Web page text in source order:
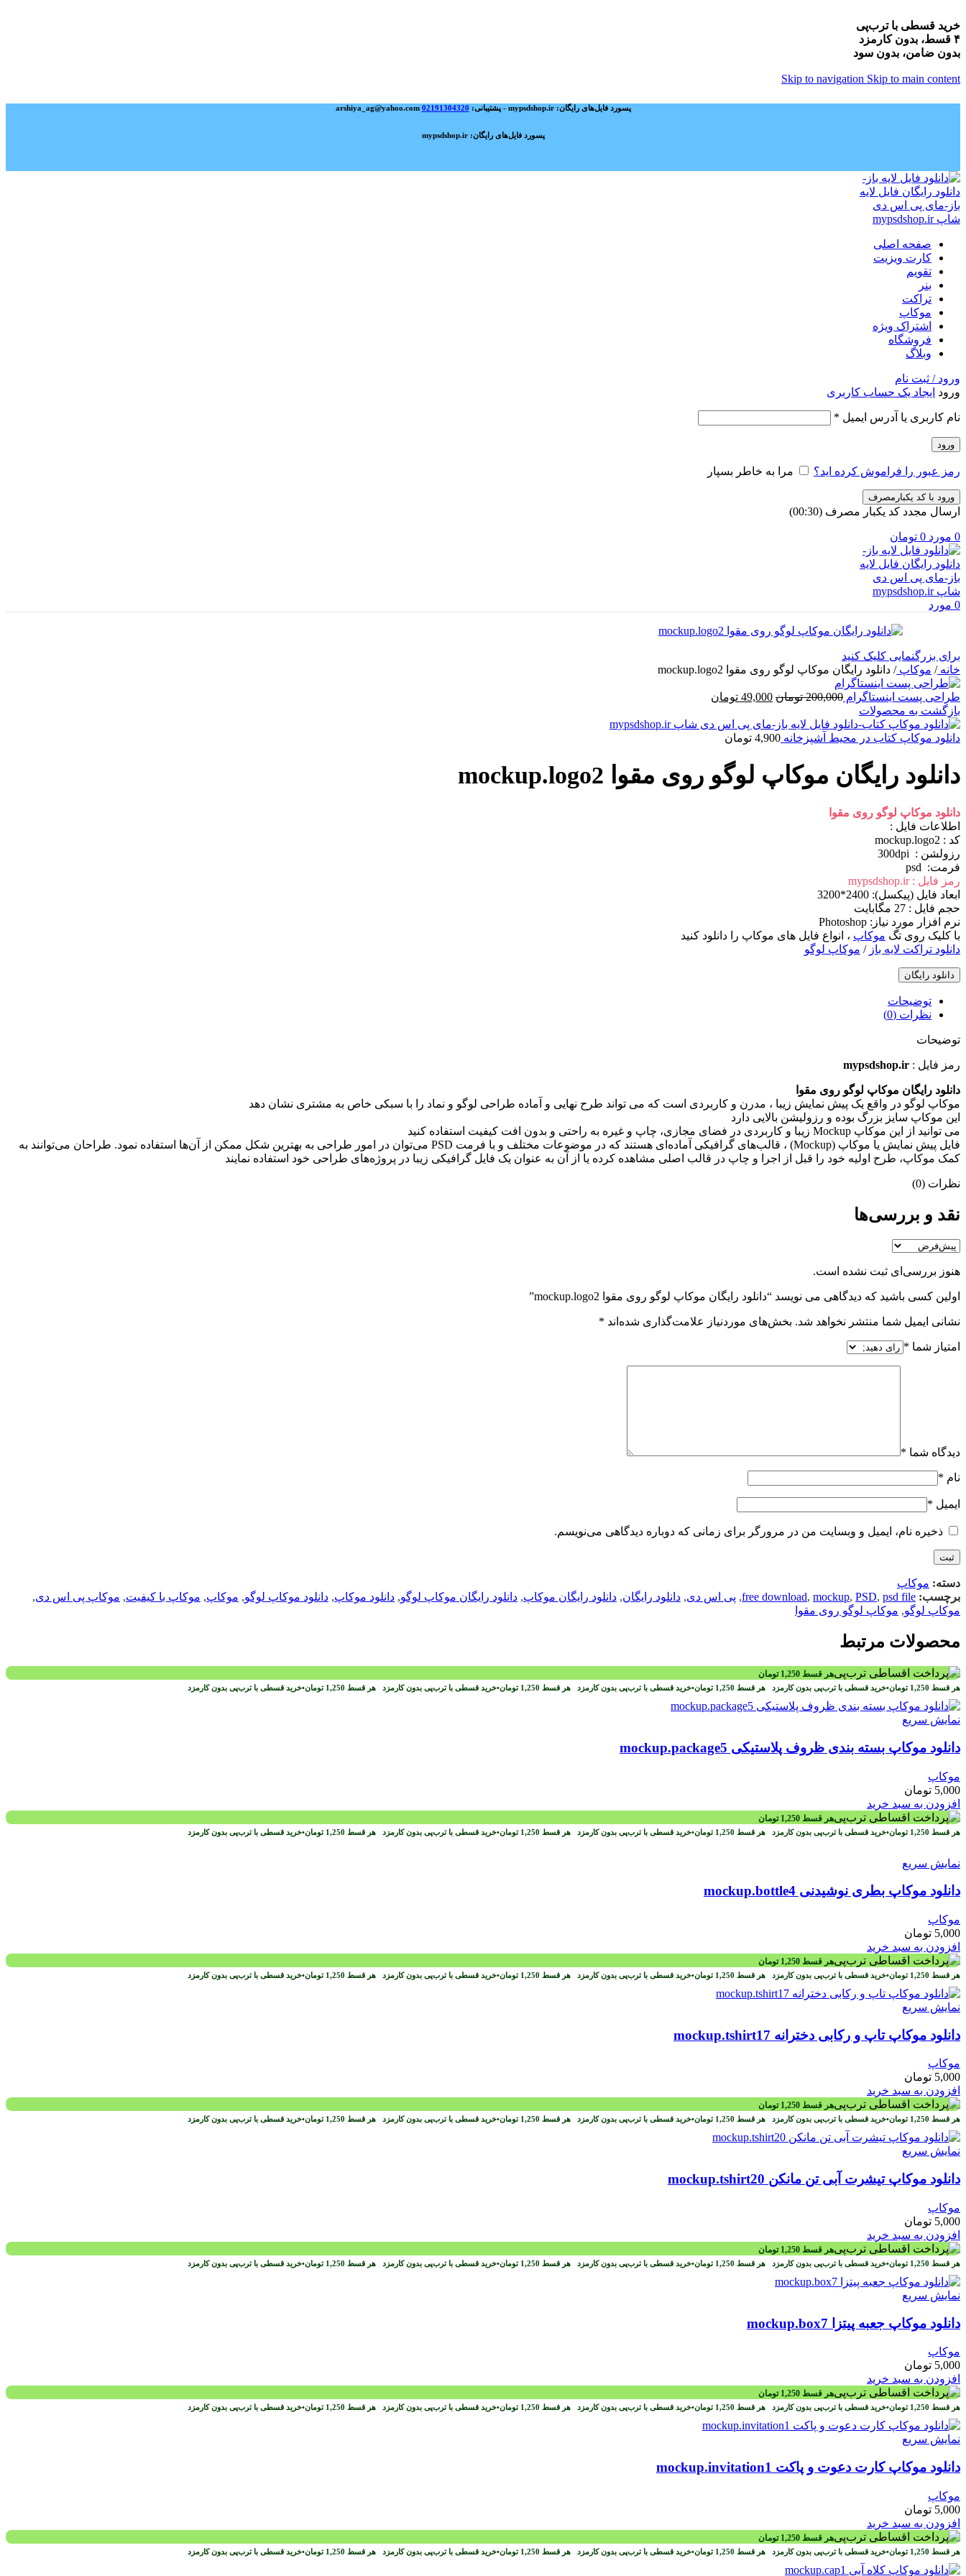
خرید قسطی با ترب‌پی
۴ قسط، بدون کارمزد
بدون ضامن، بدون سود
Skip to navigation Skip to main content
پسورد فایل‌های رایگان: mypsdshop.ir - پشتیبانی: arshiya_ag@yahoo.com 02191304320
پسورد فایل‌های رایگان: mypsdshop.ir
صفحه اصلی
کارت ویزیت
تقویم
بنر
تراکت
موکاپ
اشتراک ویژه
فروشگاه
وبلاگ
ورود / ثبت نام
ورود ایجاد یک حساب کاربری
نام کاربری یا آدرس ایمیل *
ورود
رمز عبور را فراموش کرده اید؟ مرا به خاطر بسپار
ورود با کد یکبارمصرف
ارسال مجدد کد یکبار مصرف (00:
30
)
0 مورد 0 تومان
0 مورد
برای بزرگنمایی کلیک کنید
خانه/ موکاپ/ دانلود رایگان موکاپ لوگو روی مقوا mockup.logo2
طراحی پست اینستاگرام 200,000 تومان قیمت
200,000 تومان
بود.
49,000 تومان
49,000 تومان
بازگشت به محصولات
دانلود موکاپ کتاب در محیط آشپزخانه 4,900 تومان
دانلود رایگان موکاپ لوگو روی مقوا mockup.logo2
دانلود موکاپ لوگو روی مقوا
اطلاعات فايل :
کد : mockup.logo2
رزولشن : 300dpi
فرمت: psd
رمز فایل : mypsdshop.ir
ابعاد فايل (پيکسل): 2400*3200
حجم فايل : 27 مگابایت
نرم افزار مورد نياز: Photoshop
با کلیک روی تگ موکاپ ، انواع فایل های موکاپ را دانلود کنید
دانلود تراکت لایه باز / موکاپ لوگو
دانلود رایگان
توضیحات
نظرات (0)
توضیحات
رمز فایل : mypsdshop.ir
دانلود رایگان موکاپ لوگو روی مقوا
موکاپ لوگو در واقع يک پيش نمايش زيبا ، مدرن و کاربردی است که می تواند طرح نهايی و آماده طراحی لوگو و نماد را با سبکی خاص به مشتری نشان دهد
اين موکاپ سايز بزرگ بوده و رزوليشن بالايی دارد
می توانيد از اين موکاپ Mockup زيبا و کاربردی در فضای مجازی، چاپ و غيره به راحتی و بدون افت کيفيت استفاده کنيد
فایل پیش نمایش یا موکاپ (Mockup) ، قالب‌های گرافیکی آماده‌ای هستند که در موضوعات مختلف و با فرمت PSD می‌توان در امور طراحی به بهترین شکل ممکن از آن‌ها استفاده نمود. طراحان می‌توانند به
کمک موکاپ، طرح اولیه خود را قبل از اجرا و چاپ در قالب اصلی مشاهده کرده یا از آن به عنوان یک فایل گرافیکی زیبا در پروژه‌های طراحی خود استفاده نمایند
نظرات (0)
نقد و بررسی‌ها
هنوز بررسی‌ای ثبت نشده است.
اولین کسی باشید که دیدگاهی می نویسد “دانلود رایگان موکاپ لوگو روی مقوا mockup.logo2”
نشانی ایمیل شما منتشر نخواهد شد. بخش‌های موردنیاز علامت‌گذاری شده‌اند *
امتیاز شما *
دیدگاه شما *
نام *
ایمیل *
ذخیره نام، ایمیل و وبسایت من در مرورگر برای زمانی که دوباره دیدگاهی می‌نویسم.
دسته: موکاپ
برچسب:
free download, mockup, PSD, psd file
, پی اس دی, دانلود رایگان, دانلود رایگان موکاپ, دانلود رایگان موکاپ لوگو, دانلود موکاپ, دانلود موکاپ لوگو, موکاپ, موکاپ با کیفیت, موکاپ پی اس دی,
موکاپ لوگو, موکاپ لوگو روی مقوا
محصولات مرتبط
هر قسط 1,250 تومان
هر قسط 1,250 تومان•خرید قسطی با ترب‌پی بدون کارمزد هر قسط 1,250 تومان•خرید قسطی با ترب‌پی بدون کارمزد هر قسط 1,250 تومان•خرید قسطی با ترب‌پی بدون کارمزد هر قسط 1,250 تومان•خرید قسطی با ترب‌پی بدون کارمزد
نمایش سریع
دانلود موکاپ بسته بندی ظروف پلاستیکی mockup.package5
موکاپ
5,000 تومان
افزودن به سبد خرید
هر قسط 1,250 تومان
هر قسط 1,250 تومان•خرید قسطی با ترب‌پی بدون کارمزد هر قسط 1,250 تومان•خرید قسطی با ترب‌پی بدون کارمزد هر قسط 1,250 تومان•خرید قسطی با ترب‌پی بدون کارمزد هر قسط 1,250 تومان•خرید قسطی با ترب‌پی بدون کارمزد
نمایش سریع
دانلود موکاپ بطری نوشیدنی mockup.bottle4
موکاپ
5,000 تومان
افزودن به سبد خرید
هر قسط 1,250 تومان
هر قسط 1,250 تومان•خرید قسطی با ترب‌پی بدون کارمزد هر قسط 1,250 تومان•خرید قسطی با ترب‌پی بدون کارمزد هر قسط 1,250 تومان•خرید قسطی با ترب‌پی بدون کارمزد هر قسط 1,250 تومان•خرید قسطی با ترب‌پی بدون کارمزد
نمایش سریع
دانلود موکاپ تاپ و رکابی دخترانه mockup.tshirt17
موکاپ
5,000 تومان
افزودن به سبد خرید
هر قسط 1,250 تومان
هر قسط 1,250 تومان•خرید قسطی با ترب‌پی بدون کارمزد هر قسط 1,250 تومان•خرید قسطی با ترب‌پی بدون کارمزد هر قسط 1,250 تومان•خرید قسطی با ترب‌پی بدون کارمزد هر قسط 1,250 تومان•خرید قسطی با ترب‌پی بدون کارمزد
نمایش سریع
دانلود موکاپ تیشرت آبی تن مانکن mockup.tshirt20
موکاپ
5,000 تومان
افزودن به سبد خرید
هر قسط 1,250 تومان
هر قسط 1,250 تومان•خرید قسطی با ترب‌پی بدون کارمزد هر قسط 1,250 تومان•خرید قسطی با ترب‌پی بدون کارمزد هر قسط 1,250 تومان•خرید قسطی با ترب‌پی بدون کارمزد هر قسط 1,250 تومان•خرید قسطی با ترب‌پی بدون کارمزد
نمایش سریع
دانلود موکاپ جعبه پیتزا mockup.box7
موکاپ
5,000 تومان
افزودن به سبد خرید
هر قسط 1,250 تومان
هر قسط 1,250 تومان•خرید قسطی با ترب‌پی بدون کارمزد هر قسط 1,250 تومان•خرید قسطی با ترب‌پی بدون کارمزد هر قسط 1,250 تومان•خرید قسطی با ترب‌پی بدون کارمزد هر قسط 1,250 تومان•خرید قسطی با ترب‌پی بدون کارمزد
نمایش سریع
دانلود موکاپ کارت دعوت و پاکت mockup.invitation1
موکاپ
5,000 تومان
افزودن به سبد خرید
هر قسط 1,250 تومان
هر قسط 1,250 تومان•خرید قسطی با ترب‌پی بدون کارمزد هر قسط 1,250 تومان•خرید قسطی با ترب‌پی بدون کارمزد هر قسط 1,250 تومان•خرید قسطی با ترب‌پی بدون کارمزد هر قسط 1,250 تومان•خرید قسطی با ترب‌پی بدون کارمزد